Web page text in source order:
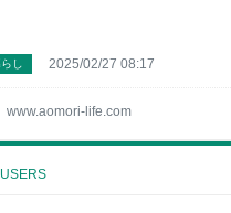
www.aomori-life.com
し 2025/02/27 08:17
USERS